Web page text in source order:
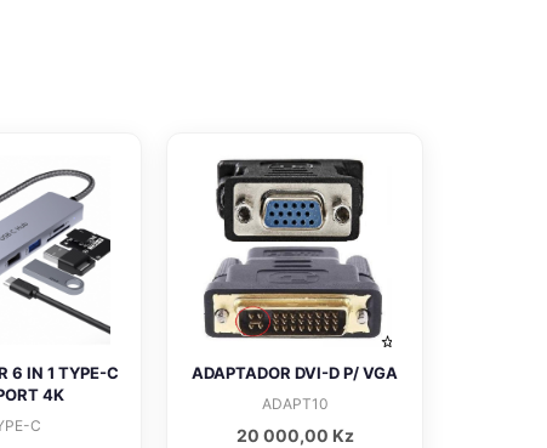
6 IN 1 TYPE-C
4K
C
ADAPTADOR DVI-D P/ VGA
ADAPT10
20 000,00 Kz